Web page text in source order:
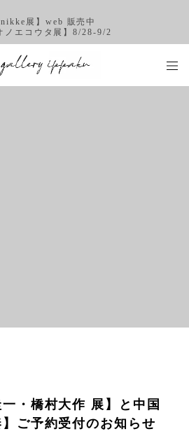
nikke展】web 販売中
ノエコウタ展】8/28-9/2
一・橋村大作 展】と中国
ご予約受付のお知らせ